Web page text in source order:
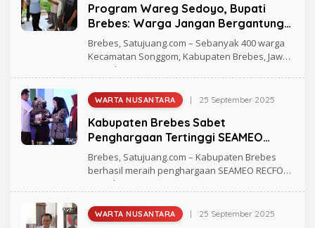
Program Wareg Sedoyo, Bupati
Brebes: Warga Jangan Bergantung
Bantuan
E
H
A
N
D
R
A
Brebes, Satujuang.com – Sebanyak 400 warga
Kecamatan Songgom, Kabupaten Brebes, Jawa
Tengah
Kabupaten Brebes Sabet
Penghargaan Tertinggi SEAMEO
RECFON Award 2025
WARTA NUSANTARA | 25 September 2025
O
E
H
A
N
D
R
A
Brebes, Satujuang.com – Kabupaten Brebes
berhasil meraih penghargaan SEAMEO RECFON
Award 2025
WARTA NUSANTARA | 25 September 2025
O